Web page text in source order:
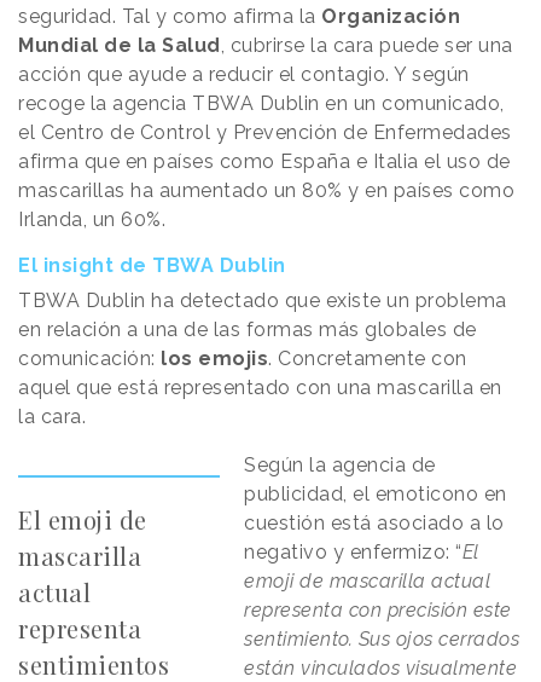
seguridad. Tal y como afirma la Organización
Mundial de la Salud, cubrirse la cara puede ser una
acción que ayude a reducir el contagio. Y según
recoge la agencia TBWA Dublin en un comunicado,
el Centro de Control y Prevención de Enfermedades
afirma que en países como España e Italia el uso de
mascarillas ha aumentado un 80% y en países como
Irlanda, un 60%.
El insight de TBWA Dublin
TBWA Dublin ha detectado que existe un problema
en relación a una de las formas más globales de
comunicación: los emojis. Concretamente con
aquel que está representado con una mascarilla en
la cara.
El emoji de
mascarilla
actual
representa
sentimientos
Según la agencia de
publicidad, el emoticono en
cuestión está asociado a lo
negativo y enfermizo: “El
emoji de mascarilla actual
representa con precisión este
sentimiento. Sus ojos cerrados
están vinculados visualmente